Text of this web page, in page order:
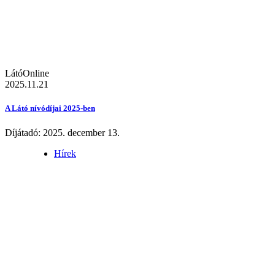
LátóOnline
2025.11.21
A Látó nívódíjai 2025-ben
Díjátadó: 2025. december 13.
Hírek